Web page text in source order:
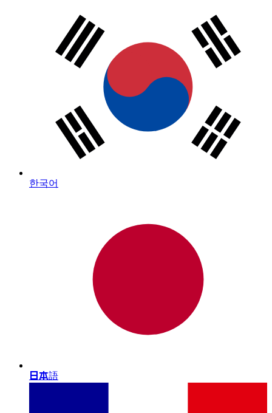
한국어
日本語